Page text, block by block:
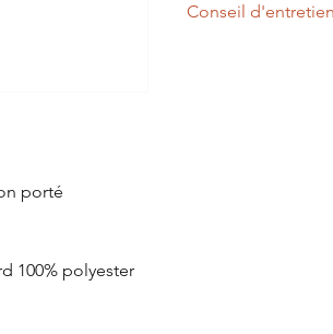
porté
100% polyester
Conseil d'entretien